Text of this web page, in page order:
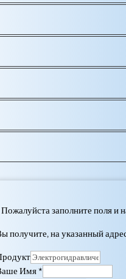
Пожалуйста заполните поля и
получите, на указанный
Имя*